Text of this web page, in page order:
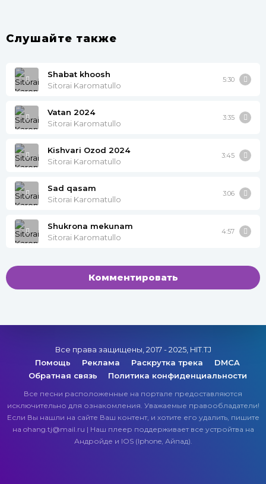
Слушайте также
Shabat khoosh
Sitorai Karomatullo
5:30
Vatan 2024
Sitorai Karomatullo
3:35
Kishvari Ozod 2024
Sitorai Karomatullo
3:45
Sad qasam
Sitorai Karomatullo
3:06
Shukrona mekunam
Sitorai Karomatullo
4:57
Комментировать
Все права защищены, 2017 - 2025, HIT.TJ
Помощь
Реклама Раскрутка трека
DMCA
Обратная связь
Политика конфиденциальности
Все песни расположенные на портале предоставляются
исключительно для ознакомления. Уважаемые правообладатели!
Если Вы нашли на сайте Ваш контент, и хотите его удалить, пишите
на ohang.tj@mail.ru | Наш плеер поддерживает все устройтва на
Андройде и IOS (Iphone, Айпад).